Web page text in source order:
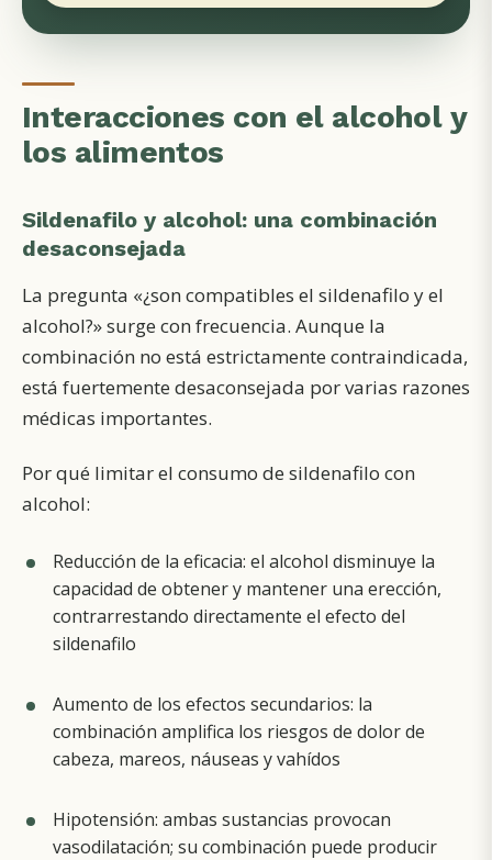
Interacciones con el alcohol y
los alimentos
Sildenafilo y alcohol: una combinación
desaconsejada
La pregunta «¿son compatibles el sildenafilo y el
alcohol?» surge con frecuencia. Aunque la
combinación no está estrictamente contraindicada,
está fuertemente desaconsejada por varias razones
médicas importantes.
Por qué limitar el consumo de sildenafilo con
alcohol:
Reducción de la eficacia: el alcohol disminuye la
capacidad de obtener y mantener una erección,
contrarrestando directamente el efecto del
sildenafilo
Aumento de los efectos secundarios: la
combinación amplifica los riesgos de dolor de
cabeza, mareos, náuseas y vahídos
Hipotensión: ambas sustancias provocan
vasodilatación; su combinación puede producir